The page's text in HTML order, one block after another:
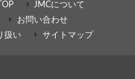
JMCについて
お問い合わせ
扱い サイトマップ